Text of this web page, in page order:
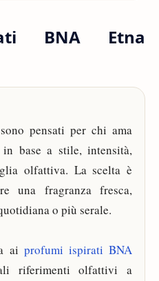
BNA Etna
pensati per chi ama
base a stile, intensità,
olfattiva. La scelta è
una fragranza fresca,
o più serale.
ai profumi ispirati BNA
riferimenti olfattivi a